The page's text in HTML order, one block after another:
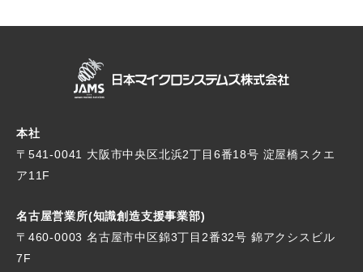
本社
〒541-0041 大阪市中央区北浜2丁目6番18号 淀屋橋スクエ
ア11F
名古屋営業所(知識創造支援事業部)
〒460-0003 名古屋市中区錦3丁目2番32号 錦アクシスビル
7F